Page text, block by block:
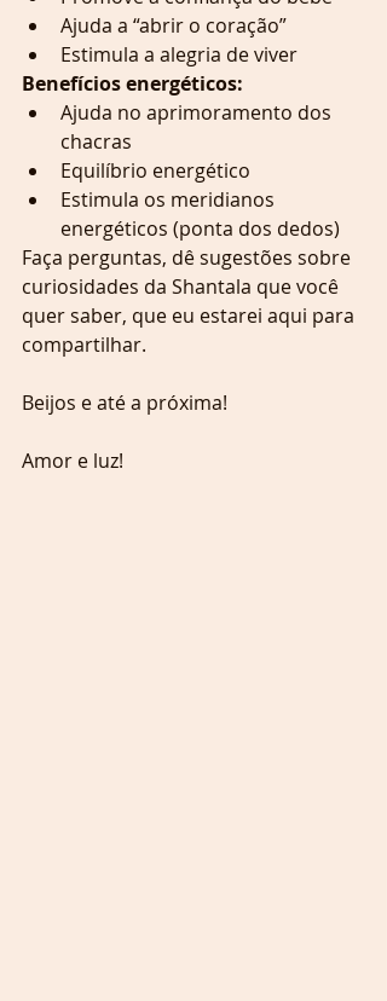
Ajuda a “abrir o coração”
Estimula a alegria de viver
Benefícios energéticos:
Ajuda no aprimoramento dos
chacras
Equilíbrio energético
Estimula os meridianos
energéticos (ponta dos dedos)
Faça perguntas, dê sugestões sobre
curiosidades da Shantala que você
quer saber, que eu estarei aqui para
compartilhar.
Beijos e até a próxima!
Amor e luz!